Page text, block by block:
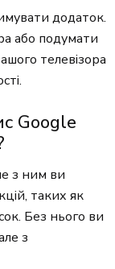
додаток.
або подумати
телевізора
Google
з ним ви
таких як
Без нього ви
з